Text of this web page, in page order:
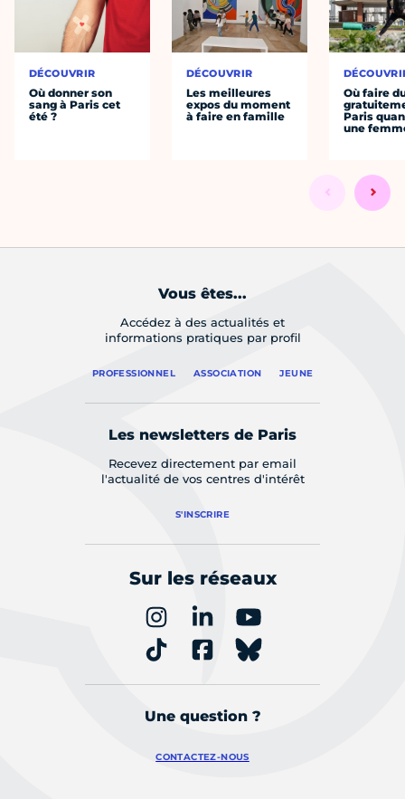
DÉCOUVRIR
Où donner son
sang à Paris cet
été ?
DÉCOUVRIR
Les meilleures
expos du moment
à faire en famille
Où faire
Paris
une
Vous êtes...
Accédez à des actualités et
informations pratiques par profil
PROFESSIONNEL ASSOCIATION JEUNE
Les newsletters de Paris
Recevez directement par email
l'actualité de vos centres d'intérêt
S'INSCRIRE
Sur les réseaux
Une question ?
CONTACTEZ-NOUS